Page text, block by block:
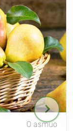
0 asmuo